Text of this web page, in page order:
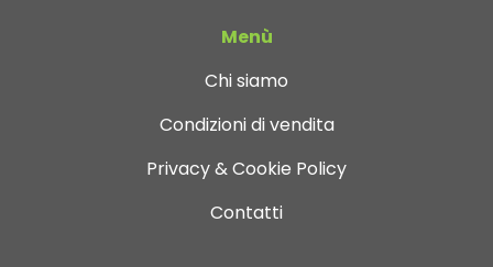
Menù
Chi siamo
Condizioni di vendita
Privacy & Cookie Policy
Contatti